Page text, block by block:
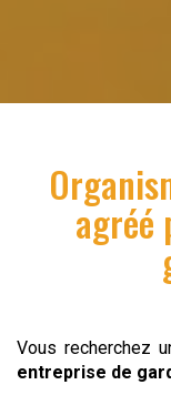
agréé
Vous recherchez
entreprise de